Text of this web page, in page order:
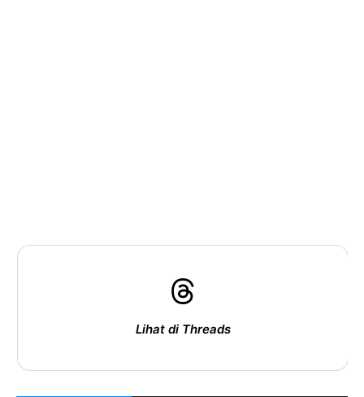
Lihat di Threads